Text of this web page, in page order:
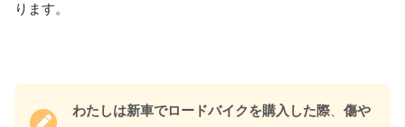
ります。
わたしは新車でロードバイクを購入した際
傷や